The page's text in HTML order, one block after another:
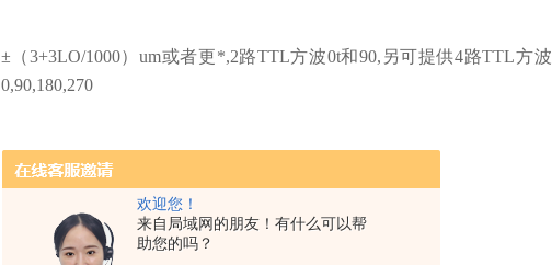
欢迎您！
来自局域网的朋友！有什么可以帮
助您的吗？
±（3+3LO/1000）um或者更*,2路TTL方波0t和90,另可提供4路TTL方波
0,90,180,270